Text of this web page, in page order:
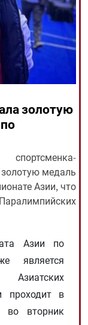
золотую
золотую медаль
Азии, что
Азии по
является
проходит в
во вторник